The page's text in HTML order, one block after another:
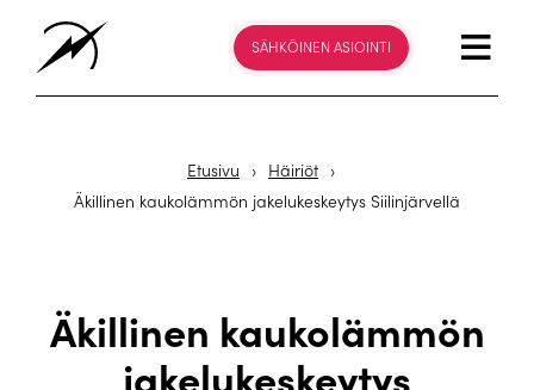
SÄHKÖINEN ASIOINTI
Etusivu › Häiriöt ›
Äkillinen kaukolämmön jakelukeskeytys Siilinjärvellä
Äkillinen kaukolämmön
jakelukeskeytys